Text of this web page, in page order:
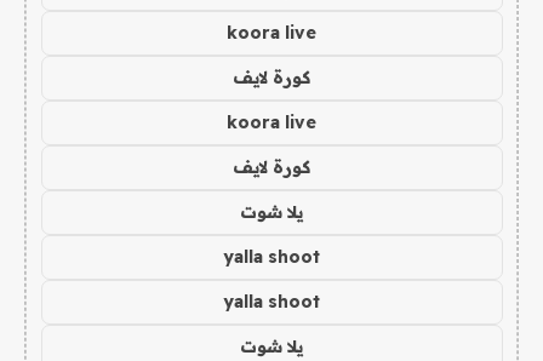
koora live
كورة لايف
koora live
كورة لايف
يلا شوت
yalla shoot
yalla shoot
يلا شوت